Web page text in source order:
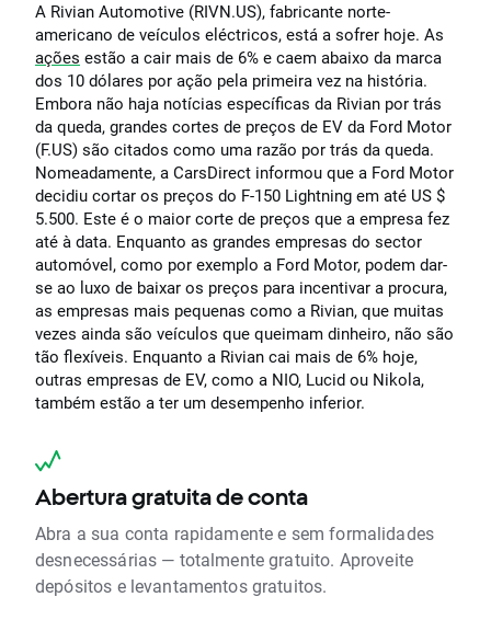
A Rivian Automotive (RIVN.US), fabricante norte-
americano de veículos eléctricos, está a sofrer hoje. As
ações estão a cair mais de 6% e caem abaixo da marca
dos 10 dólares por ação pela primeira vez na história.
Embora não haja notícias específicas da Rivian por trás
da queda, grandes cortes de preços de EV da Ford Motor
(F.US) são citados como uma razão por trás da queda.
Nomeadamente, a CarsDirect informou que a Ford Motor
decidiu cortar os preços do F-150 Lightning em até US $
5.500. Este é o maior corte de preços que a empresa fez
até à data. Enquanto as grandes empresas do sector
automóvel, como por exemplo a Ford Motor, podem dar-
se ao luxo de baixar os preços para incentivar a procura,
as empresas mais pequenas como a Rivian, que muitas
vezes ainda são veículos que queimam dinheiro, não são
tão flexíveis. Enquanto a Rivian cai mais de 6% hoje,
outras empresas de EV, como a NIO, Lucid ou Nikola,
também estão a ter um desempenho inferior.
Abertura gratuita de conta
Abra a sua conta rapidamente e sem formalidades
desnecessárias — totalmente gratuito. Aproveite
depósitos e levantamentos gratuitos.